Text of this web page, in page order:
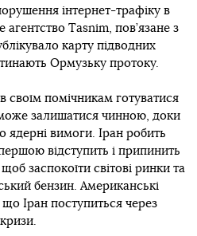
інтернет-трафіку в
агентство Tasnim, пов’язане з
карту підводних
Ормузьку протоку.
своїм помічникам готуватися
залишатися чинною, доки
ядерні вимоги. Іран робить
відступить і припинить
заспокоїти світові ринки та
бензин. Американські
Іран поступиться через